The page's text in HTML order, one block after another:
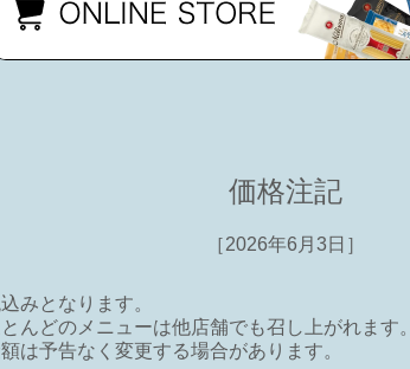
価格注記
［2026年6月3日］
みとなります。
んどのメニューは他店舗でも召し上がれます。
は予告なく変更する場合があります。